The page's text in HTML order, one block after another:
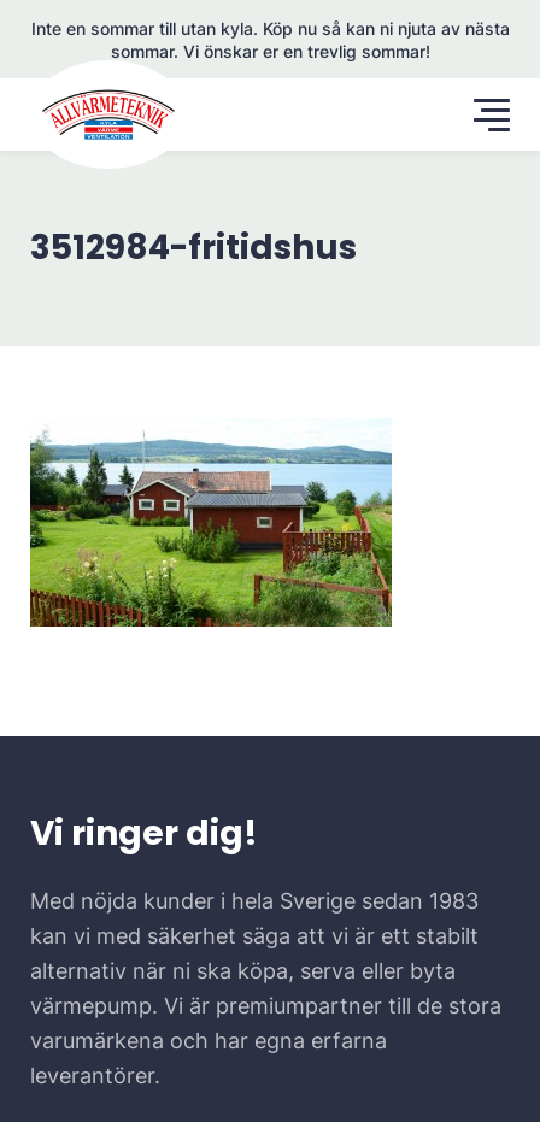
Inte en sommar till utan kyla. Köp nu så kan ni njuta av nästa
sommar. Vi önskar er en trevlig sommar!
3512984-fritidshus
Vi ringer dig!
Med nöjda kunder i hela Sverige sedan 1983
kan vi med säkerhet säga att vi är ett stabilt
alternativ när ni ska köpa, serva eller byta
värmepump. Vi är premiumpartner till de stora
varumärkena och har egna erfarna
leverantörer.